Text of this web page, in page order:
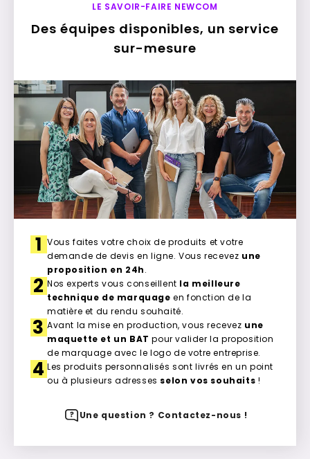
LE SAVOIR-FAIRE NEWCOM
Des équipes disponibles, un service
sur-mesure
1 Vous faites votre choix de produits et votre
demande de devis en ligne. Vous recevez une
proposition en 24h.
2 Nos experts vous conseillent la meilleure
technique de marquage en fonction de la
matière et du rendu souhaité.
3 Avant la mise en production, vous recevez une
maquette et un BAT pour valider la proposition
de marquage avec le logo de votre entreprise.
4 Les produits personnalisés sont livrés en un point
ou à plusieurs adresses selon vos souhaits !
Une question ? Contactez-nous !